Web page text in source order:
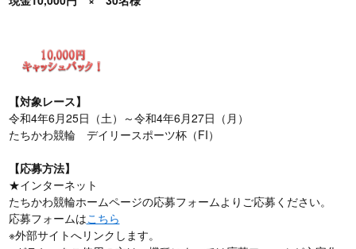
【対象レース】
令和4年6月25日（土）～令和4年6月27日（月）
たちかわ競輪 デイリースポーツ杯（FI）
【応募方法】
★インターネット
たちかわ競輪ホームページの応募フォームよりご応募ください。
応募フォームはこちら
※外部サイトへリンクします。